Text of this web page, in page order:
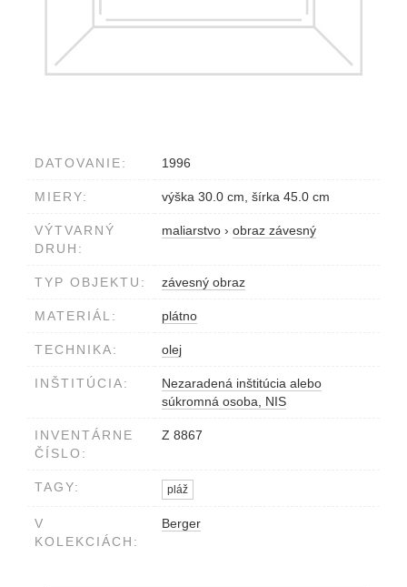
DATOVANIE: 1996
MIERY: výška 30.0 cm, šírka 45.0 cm
VÝTVARNÝ
DRUH:
maliarstvo › obraz závesný
TYP OBJEKTU: závesný obraz
MATERIÁL: plátno
TECHNIKA: olej
INŠTITÚCIA:
Nezaradená inštitúcia alebo
súkromná osoba, NIS
INVENTÁRNE
ČÍSLO:
Z 8867
TAGY: pláž
V
KOLEKCIÁCH:
Berger